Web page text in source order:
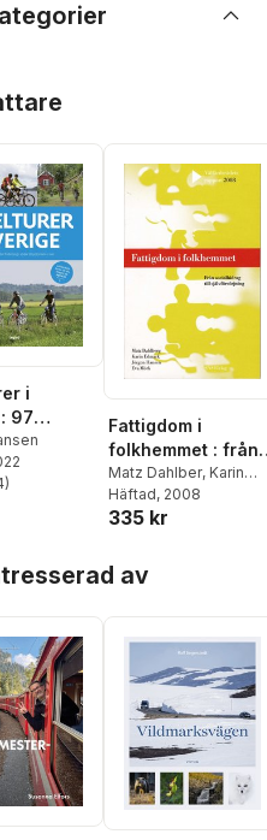
i
97
i
polcirkelnTotalt antal röster:
)
Fattigdom i
folkhemmet : från
socialbidrag till
självförsörjning
Matz Dahlber, Karin
Edmark ,Jörgen
Hansen,
Häftad, 2008
335 kr
av